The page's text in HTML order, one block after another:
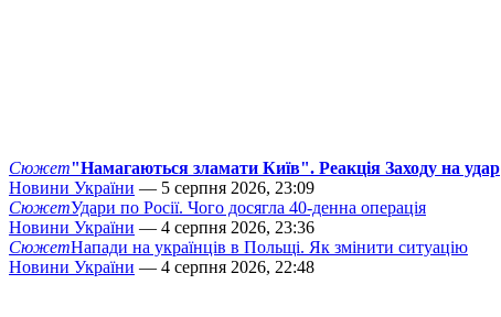
Сюжет"Намагаються зламати Київ". Реакція Заходу на удар
Новини України — 5 серпня 2026, 23:09
СюжетУдари по Росії. Чого досягла 40-денна операція
Новини України — 4 серпня 2026, 23:36
СюжетНапади на українців в Польщі. Як змінити ситуацію
Новини України — 4 серпня 2026, 22:48